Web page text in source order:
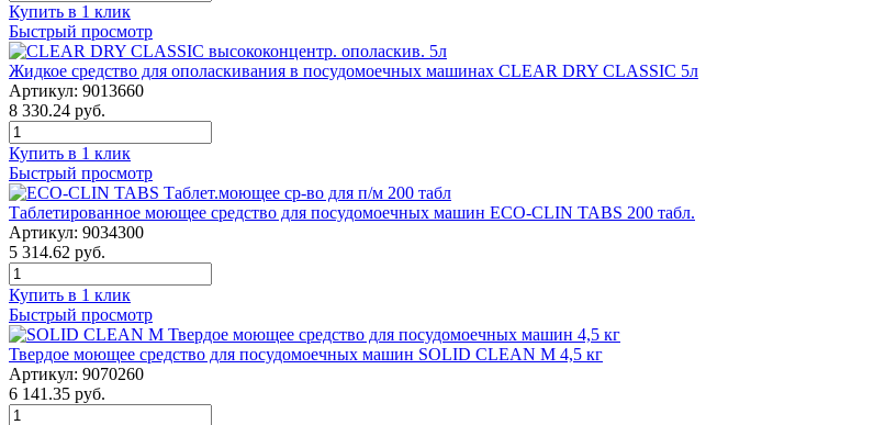
Купить в 1 клик
Быстрый просмотр
Жидкое средство для ополаскивания в посудомоечных машинах CLEAR DRY CLASSIC 5л
Артикул: 9013660
8 330.24 руб.
Купить в 1 клик
Быстрый просмотр
Таблетированное моющее средство для посудомоечных машин ECO-CLIN TABS 200 табл.
Артикул: 9034300
5 314.62 руб.
Купить в 1 клик
Быстрый просмотр
Твердое моющее средство для посудомоечных машин SOLID CLEAN М 4,5 кг
Артикул: 9070260
6 141.35 руб.